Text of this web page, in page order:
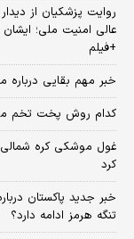
روایت پزشکیان از
عالی امنیت ملی؛
+فیلم
خبر مهم بقایی
کدام روش پخت تخم
غول موشکی کره
کرد
خبر جدید پاکستان
تنگه هرمز ادامه دارد؟